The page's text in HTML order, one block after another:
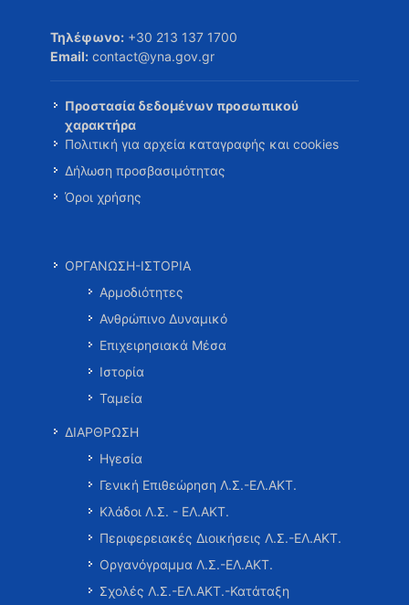
Τηλέφωνο: +30 213 137 1700
Email: contact@yna.gov.gr
Προστασία δεδομένων προσωπικού
χαρακτήρα
Πολιτική για αρχεία καταγραφής και cookies
Δήλωση προσβασιμότητας
Όροι χρήσης
ΟΡΓΑΝΩΣΗ-ΙΣΤΟΡΙΑ
Αρμοδιότητες
Ανθρώπινο Δυναμικό
Επιχειρησιακά Μέσα
Ιστορία
Ταμεία
ΔΙΑΡΘΡΩΣΗ
Ηγεσία
Γενική Επιθεώρηση Λ.Σ.-ΕΛ.ΑΚΤ.
Κλάδοι Λ.Σ. - ΕΛ.ΑΚΤ.
Περιφερειακές Διοικήσεις Λ.Σ.-ΕΛ.ΑΚΤ.
Οργανόγραμμα Λ.Σ.-ΕΛ.ΑΚΤ.
Σχολές Λ.Σ.-ΕΛ.ΑΚΤ.-Κατάταξη